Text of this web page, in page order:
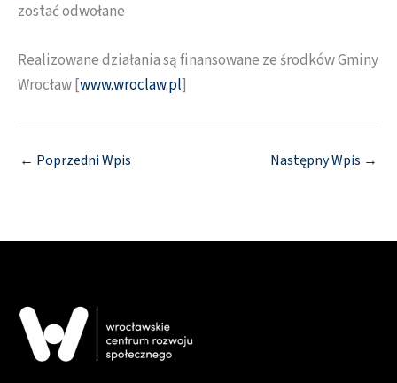
zostać odwołane
Realizowane działania są finansowane ze środków Gminy
Wrocław [www.wroclaw.pl]
← Poprzedni Wpis Następny Wpis →